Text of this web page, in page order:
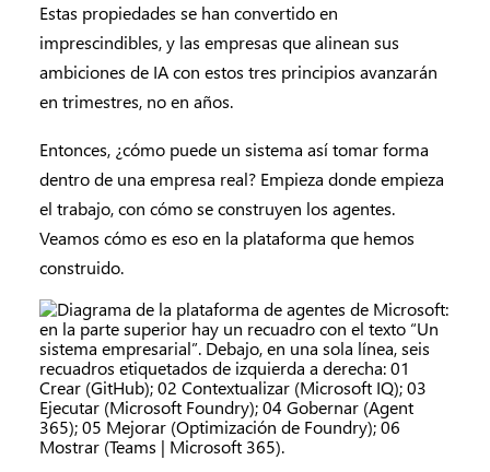
Estas propiedades se han convertido en
imprescindibles, y las empresas que alinean sus
ambiciones de IA con estos tres principios avanzarán
en trimestres, no en años.
Entonces, ¿cómo puede un sistema así tomar forma
dentro de una empresa real? Empieza donde empieza
el trabajo, con cómo se construyen los agentes.
Veamos cómo es eso en la plataforma que hemos
construido.